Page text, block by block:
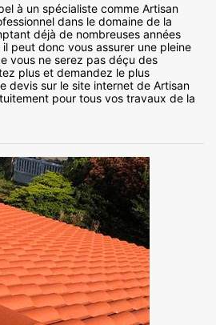
à un spécialiste comme Artisan
dans le domaine de la
déjà de nombreuses années
peut donc vous assurer une pleine
vous ne serez pas déçu des
plus et demandez le plus
devis sur le site internet de Artisan
pour tous vos travaux de la